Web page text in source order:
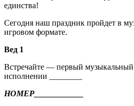
единства!
Сегодня наш праздник пройдет в
игровом формате.
Вед 1
Встречайте — первый музыкальный
исполнении ________
НОМЕР____________